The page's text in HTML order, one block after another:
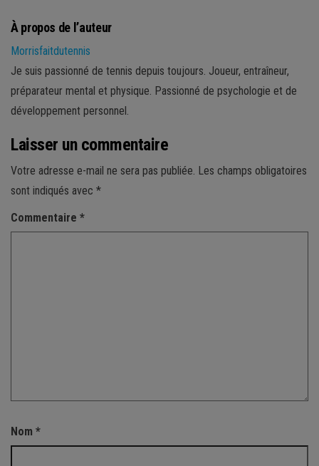
À propos de l’auteur
Morrisfaitdutennis
Je suis passionné de tennis depuis toujours. Joueur, entraîneur,
préparateur mental et physique. Passionné de psychologie et de
développement personnel.
Laisser un commentaire
Votre adresse e-mail ne sera pas publiée. Les champs obligatoires
sont indiqués avec *
Commentaire *
Nom *